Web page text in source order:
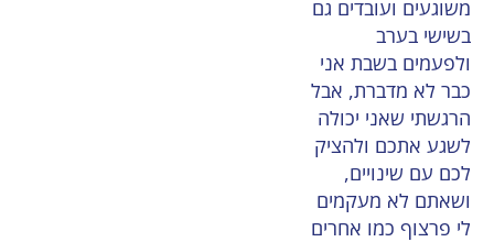
משוגעים ועובדים גם
בשישי בערב
ולפעמים בשבת אני
כבר לא מדברת, אבל
הרגשתי שאני יכולה
לשגע אתכם ולהציק
לכם עם שינויים,
ושאתם לא מעקמים
לי פרצוף כמו אחרים